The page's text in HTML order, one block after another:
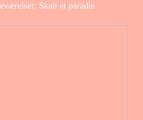
Skab et paradis